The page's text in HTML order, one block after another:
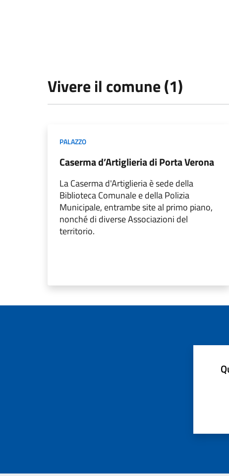
Vivere il comune (1)
PALAZZO
Caserma d’Artiglieria di Porta Verona
La Caserma d'Artiglieria è sede della
Biblioteca Comunale e della Polizia
Municipale, entrambe site al primo piano,
nonché di diverse Associazioni del
territorio.